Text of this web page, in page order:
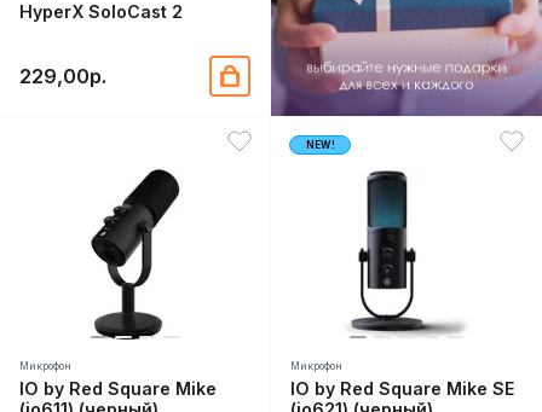
HyperX SoloCast 2
229,00р.
Микрофон
IO by Red Square Mike
NEW!
Микрофон
IO by Red Square Mike SE